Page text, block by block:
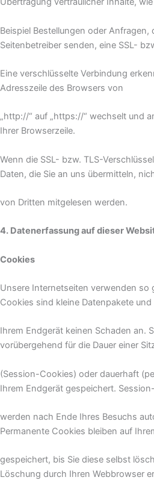
Beispiel Bestellungen oder Anfragen,
Seitenbetreiber senden, eine SSL-
Eine verschlüsselte Verbindung
Adresszeile des Browsers von
„http://“ auf „https://“ wechselt und
Ihrer Browserzeile.
Wenn die SSL- bzw. TLS-
Daten, die Sie an uns übermitteln,
von Dritten mitgelesen werden.
4. Datenerfassung auf dieser
Cookies
Unsere Internetseiten verwenden so
Cookies sind kleine Datenpakete
Ihrem Endgerät keinen Schaden an.
vorübergehend für die Dauer einer
(Session-Cookies) oder dauerhaft
Ihrem Endgerät gespeichert.
werden nach Ende Ihres Besuchs
Permanente Cookies bleiben auf
gespeichert, bis Sie diese selbst
Löschung durch Ihren Webbrowser